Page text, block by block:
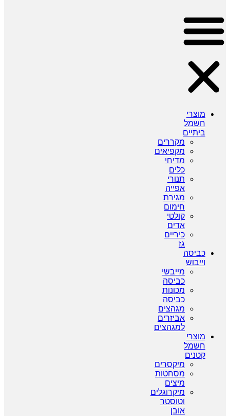
מוצרי
חשמל
ביתיים
מקררים
מקפיאים
מדיחי
כלים
תנורי
אפייה
מגירת
חימום
קולטי
אדים
כיריים
גז
כביסה
וייבוש
מייבשי
כביסה
מכונות
כביסה
מגהצים
אביזרים
למגהצים
מוצרי
חשמל
קטנים
מיקסרים
מסחטות
מיצים
מיקרוגלים
וטוסטר
אובן